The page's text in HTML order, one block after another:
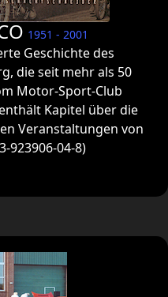
1951 - 2001
Geschichte des
die seit mehr als 50
Motor-Sport-Club
Kapitel über die
Veranstaltungen von
923906-04-8)